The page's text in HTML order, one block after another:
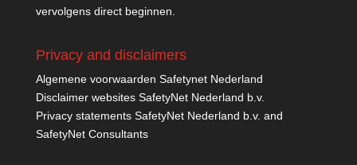
vervolgens direct beginnen.
Privacy and disclaimers
Algemene voorwaarden Safetynet Nederland
Disclaimer websites SafetyNet Nederland b.v.
Privacy statements SafetyNet Nederland b.v. and
SafetyNet Consultants